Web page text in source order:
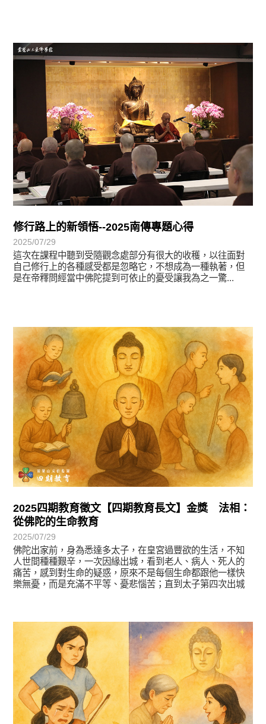
修行路上的新領悟--2025南傳專題心得
2025/07/29
這次在課程中聽到受隨觀念處部分有很大的收穫，以往面對
自己修行上的各種感受都是忽略它，不想成為一種執著，但
是在帝釋問經當中佛陀提到可依止的憂受讓我為之一驚...
2025四期教育徵文【四期教育長文】金獎 法相：
從佛陀的生命教育
2025/07/29
佛陀出家前，身為悉達多太子，在皇宮過豐欲的生活，不知
人世間種種艱辛，一次因緣出城，看到老人、病人、死人的
痛苦，感到對生命的疑惑，原來不是每個生命都跟他一樣快
樂無憂，而是充滿不平等、憂悲惱苦；直到太子第四次出城
徵文賞析
徵文賞析